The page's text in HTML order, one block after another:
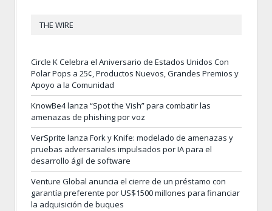
THE WIRE
Circle K Celebra el Aniversario de Estados Unidos Con
Polar Pops a 25¢, Productos Nuevos, Grandes Premios y
Apoyo a la Comunidad
KnowBe4 lanza “Spot the Vish” para combatir las
amenazas de phishing por voz
VerSprite lanza Fork y Knife: modelado de amenazas y
pruebas adversariales impulsados por IA para el
desarrollo ágil de software
Venture Global anuncia el cierre de un préstamo con
garantía preferente por US$1500 millones para financiar
la adquisición de buques